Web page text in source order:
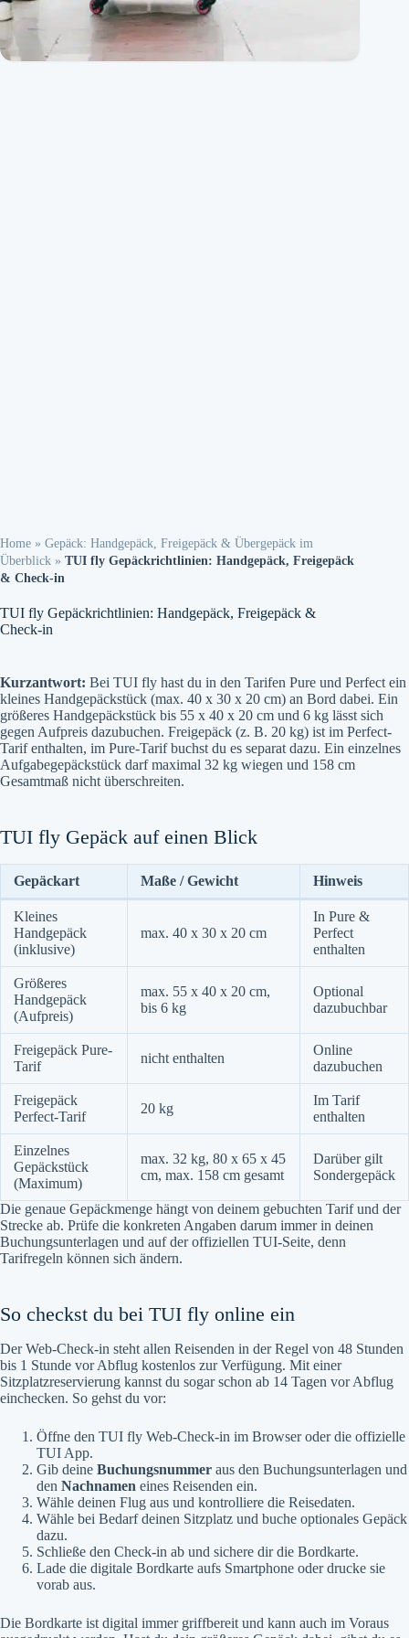
Home » Gepäck: Handgepäck, Freigepäck & Übergepäck im
Überblick » TUI fly Gepäckrichtlinien: Handgepäck, Freigepäck
& Check-in
TUI fly Gepäckrichtlinien: Handgepäck, Freigepäck &
Check-in
Kurzantwort: Bei TUI fly hast du in den Tarifen Pure und Perfect ein
kleines Handgepäckstück (max. 40 x 30 x 20 cm) an Bord dabei. Ein
größeres Handgepäckstück bis 55 x 40 x 20 cm und 6 kg lässt sich
gegen Aufpreis dazubuchen. Freigepäck (z. B. 20 kg) ist im Perfect-
Tarif enthalten, im Pure-Tarif buchst du es separat dazu. Ein einzelnes
Aufgabegepäckstück darf maximal 32 kg wiegen und 158 cm
Gesamtmaß nicht überschreiten.
TUI fly Gepäck auf einen Blick
Gepäckart Maße / Gewicht Hinweis
Kleines
Handgepäck
(inklusive)
max. 40 x 30 x 20 cm
In Pure &
Perfect
enthalten
Größeres
Handgepäck
(Aufpreis)
max. 55 x 40 x 20 cm,
bis 6 kg
Optional
dazubuchbar
Freigepäck Pure-
Tarif
nicht enthalten
Online
dazubuchen
Freigepäck
Perfect-Tarif
20 kg
Im Tarif
enthalten
Einzelnes
Gepäckstück
(Maximum)
max. 32 kg, 80 x 65 x 45
cm, max. 158 cm gesamt
Darüber gilt
Sondergepäck
Die genaue Gepäckmenge hängt von deinem gebuchten Tarif und der
Strecke ab. Prüfe die konkreten Angaben darum immer in deinen
Buchungsunterlagen und auf der offiziellen TUI-Seite, denn
Tarifregeln können sich ändern.
So checkst du bei TUI fly online ein
Der Web-Check-in steht allen Reisenden in der Regel von 48 Stunden
bis 1 Stunde vor Abflug kostenlos zur Verfügung. Mit einer
Sitzplatzreservierung kannst du sogar schon ab 14 Tagen vor Abflug
einchecken. So gehst du vor:
Öffne den TUI fly Web-Check-in im Browser oder die offizielle
TUI App.
Gib deine Buchungsnummer aus den Buchungsunterlagen und
den Nachnamen eines Reisenden ein.
Wähle deinen Flug aus und kontrolliere die Reisedaten.
Wähle bei Bedarf deinen Sitzplatz und buche optionales Gepäck
dazu.
Schließe den Check-in ab und sichere dir die Bordkarte.
Lade die digitale Bordkarte aufs Smartphone oder drucke sie
vorab aus.
Die Bordkarte ist digital immer griffbereit und kann auch im Voraus